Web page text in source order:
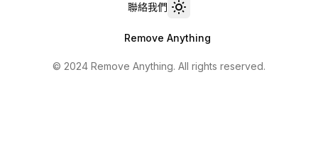
聯絡我們
Toggle theme
Remove Anything
© 2024 Remove Anything. All rights reserved.